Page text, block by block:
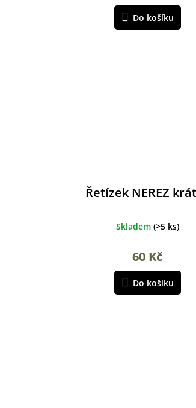
Do košíku
Řetízek NEREZ
Skladem (>5 ks)
60 Kč
Do košíku